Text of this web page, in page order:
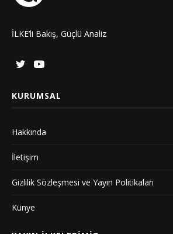
İLKE’li Bakış, Güçlü Analiz
KURUMSAL
Hakkında
İletişim
Gizlilik Sözleşmesi ve Yayın Politikaları
Künye